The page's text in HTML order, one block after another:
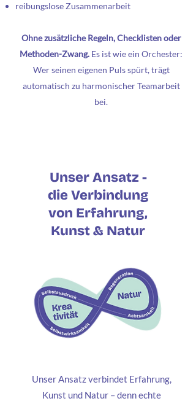
reibungslose Zusammenarbeit
Ohne zusätzliche Regeln, Checklisten oder
Methoden-Zwang. Es ist wie ein Orchester:
Wer seinen eigenen Puls spürt, trägt
automatisch zu harmonischer Teamarbeit
bei.
Unser Ansatz -
die Verbindung
von Erfahrung,
Kunst & Natur
Unser Ansatz verbindet Erfahrung,
Kunst und Natur – denn echte